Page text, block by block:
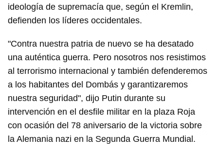
ideología de supremacía que, según el Kremlin,
defienden los líderes occidentales.
"Contra nuestra patria de nuevo se ha desatado
una auténtica guerra. Pero nosotros nos resistimos
al terrorismo internacional y también defenderemos
a los habitantes del Dombás y garantizaremos
nuestra seguridad", dijo Putin durante su
intervención en el desfile militar en la plaza Roja
con ocasión del 78 aniversario de la victoria sobre
la Alemania nazi en la Segunda Guerra Mundial.